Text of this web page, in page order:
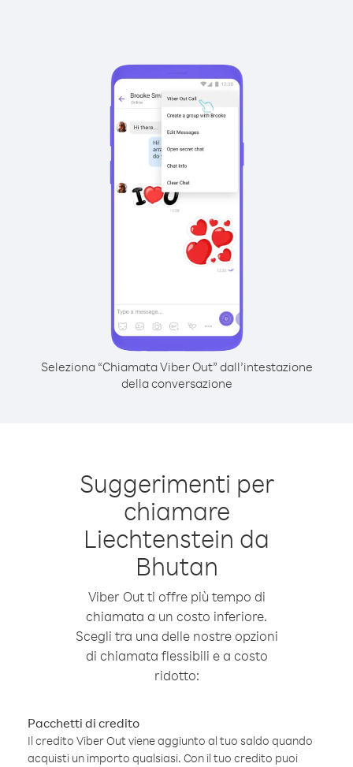
Seleziona “Chiamata Viber Out” dall’intestazione
della conversazione
Suggerimenti per
chiamare
Liechtenstein da
Bhutan
Viber Out ti offre più tempo di
chiamata a un costo inferiore.
Scegli tra una delle nostre opzioni
di chiamata flessibili e a costo
ridotto:
Pacchetti di credito
Il credito Viber Out viene aggiunto al tuo saldo quando
acquisti un importo qualsiasi. Con il tuo credito puoi